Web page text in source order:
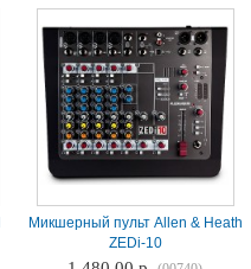
Микшерный пульт Allen & Heath
ZEDi-10